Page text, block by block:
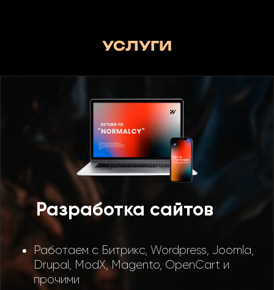
УСЛУГИ
Разработка сайтов
Работаем с Битрикс, Wordpress, Joomla,
Drupal, ModX, Magento, OpenCart и
прочими